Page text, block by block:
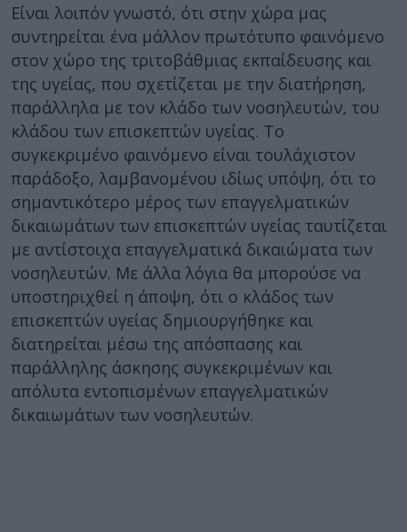
Είναι λοιπόν γνωστό, ότι στην χώρα μας
συντηρείται ένα μάλλον πρωτότυπο φαινόμενο
στον χώρο της τριτοβάθμιας εκπαίδευσης και
της υγείας, που σχετίζεται με την διατήρηση,
παράλληλα με τον κλάδο των νοσηλευτών, του
κλάδου των επισκεπτών υγείας. Το
συγκεκριμένο φαινόμενο είναι τουλάχιστον
παράδοξο, λαμβανομένου ιδίως υπόψη, ότι το
σημαντικότερο μέρος των επαγγελματικών
δικαιωμάτων των επισκεπτών υγείας ταυτίζεται
με αντίστοιχα επαγγελματικά δικαιώματα των
νοσηλευτών. Με άλλα λόγια θα μπορούσε να
υποστηριχθεί η άποψη, ότι ο κλάδος των
επισκεπτών υγείας δημιουργήθηκε και
διατηρείται μέσω της απόσπασης και
παράλληλης άσκησης συγκεκριμένων και
απόλυτα εντοπισμένων επαγγελματικών
δικαιωμάτων των νοσηλευτών.